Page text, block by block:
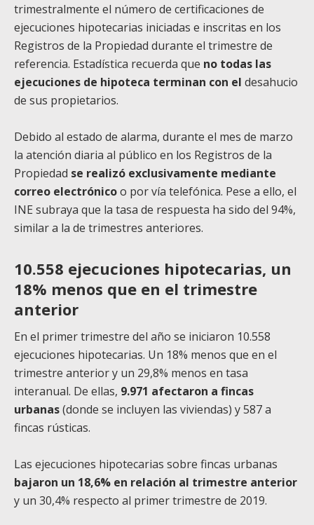
trimestralmente el número de certificaciones de
ejecuciones hipotecarias iniciadas e inscritas en los
Registros de la Propiedad durante el trimestre de
referencia. Estadística recuerda que no todas las
ejecuciones de hipoteca terminan con el desahucio
de sus propietarios.
Debido al estado de alarma, durante el mes de marzo
la atención diaria al público en los Registros de la
Propiedad se realizó exclusivamente mediante
correo electrónicoo por vía telefónica. Pese a ello, el
INE subraya que la tasa de respuesta ha sido del 94%,
similar a la de trimestres anteriores.
10.558 ejecuciones hipotecarias, un
18% menos que en el trimestre
anterior
En el primer trimestre del año se iniciaron 10.558
ejecuciones hipotecarias. Un 18% menos que en el
trimestre anterior y un 29,8% menos en tasa
interanual. De ellas, 9.971 afectaron a fincas
urbanas(donde se incluyen las viviendas) y 587 a
fincas rústicas.
Las ejecuciones hipotecarias sobre fincas urbanas
bajaron un 18,6% en relación al trimestre anterior
y un 30,4% respecto al primer trimestre de 2019.